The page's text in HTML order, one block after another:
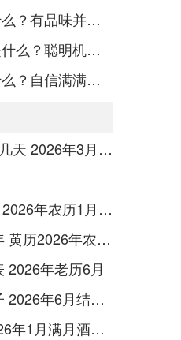
天秤座男人性格特点是什么？有品味并注重美感
水瓶座的男人性格特点是什么？聪明机智理性冷静
白羊座男人性格特点是什么？自信满满但缺乏耐心
2026年3月提车吉日是哪几天 2026年3月26号提车
2026年农历1月入宅吉日 2026年农历1月入宅最好的日子
农历九月黄道吉日2026年 黄历2026年农历九月黄道吉日查询
2026年老历6月
2026年六月份结婚好日子 2026年6月结婚好吗
2026一月满月酒吉日 2026年1月满月酒吉日